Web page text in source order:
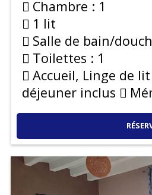
Chambre : 1
1 lit
Salle de bain/
Toilettes : 1
Accueil, Linge de
déjeuner inclus